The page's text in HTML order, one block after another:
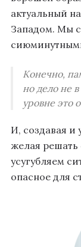
актуальный
Западом. Мы
Конечно,
но дело не
уровне это
И, создавая и
желая
усугубляем
опасное для